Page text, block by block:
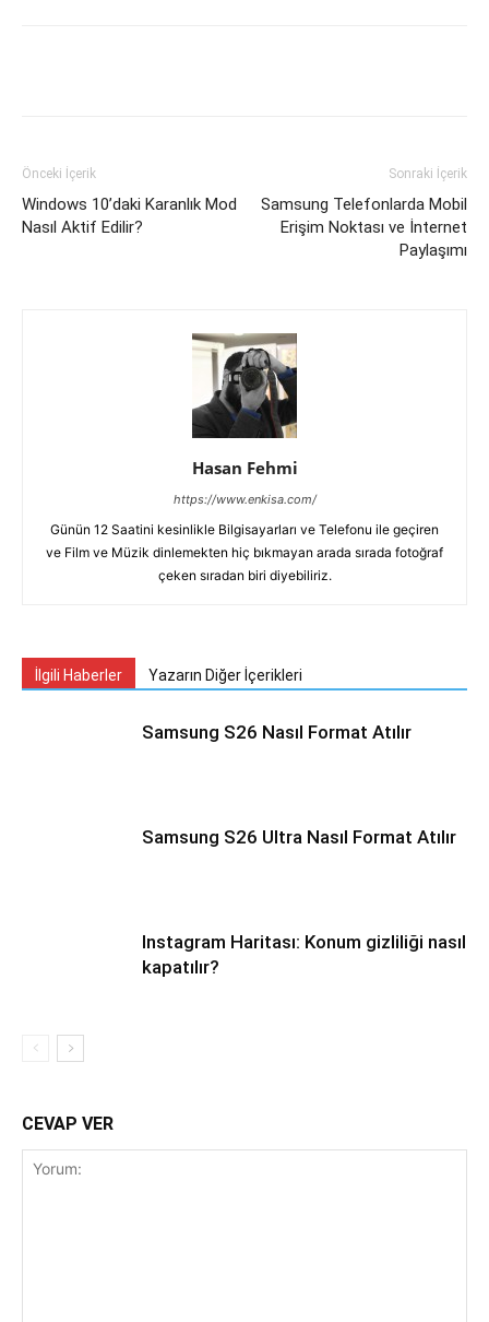
Önceki İçerik
Windows 10’daki Karanlık Mod
Nasıl Aktif Edilir?
Sonraki İçerik
Samsung Telefonlarda Mobil
Erişim Noktası ve İnternet
Paylaşımı
Hasan Fehmi
https://www.enkisa.com/
Günün 12 Saatini kesinlikle Bilgisayarları ve Telefonu ile geçiren
ve Film ve Müzik dinlemekten hiç bıkmayan arada sırada fotoğraf
çeken sıradan biri diyebiliriz.
İlgili Haberler Yazarın Diğer İçerikleri
Samsung S26 Nasıl Format Atılır
Samsung S26 Ultra Nasıl Format Atılır
Instagram Haritası: Konum gizliliği nasıl
kapatılır?
CEVAP VER